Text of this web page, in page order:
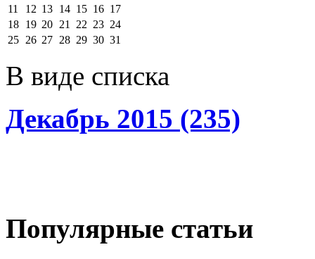
11
12 13 14 15 16 17
18 19 20 21 22 23 24
25 26 27 28 29 30 31
В виде списка
Декабрь 2015 (235)
Популярные статьи